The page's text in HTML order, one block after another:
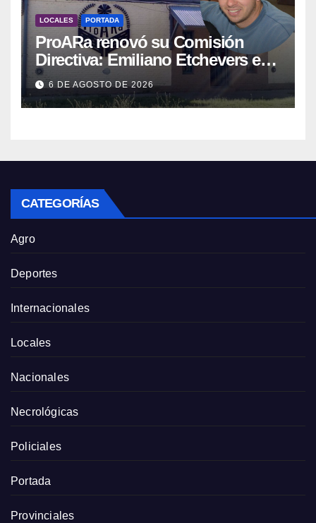
LOCALES PORTADA
ProARa renovó su Comisión
Directiva: Emiliano Etchevers es
el nuevo Presidente de la entidad
6 DE AGOSTO DE 2026
CATEGORÍAS
Agro
Deportes
Internacionales
Locales
Nacionales
Necrológicas
Policiales
Portada
Provinciales